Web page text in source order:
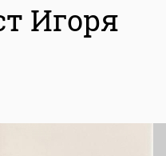
Игоря